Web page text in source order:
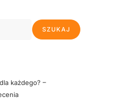
SZUKAJ
każdego? –